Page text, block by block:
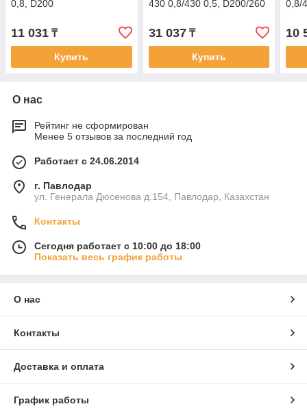
0,8, D200
11 031 ₸
Купить
430 0,8/430 0,5, D200/260
31 037₸
Купить
0,8/
10
О нас
Рейтинг не сформирован
Менее 5 отзывов за последний год
Работает с 24.06.2014
г. Павлодар
ул. Генерала Дюсенова д.154, Павлодар, Казахстан
Контакты
Сегодня работает с 10:00 до 18:00
Показать весь график работы
О нас
Контакты
Доставка и оплата
График работы